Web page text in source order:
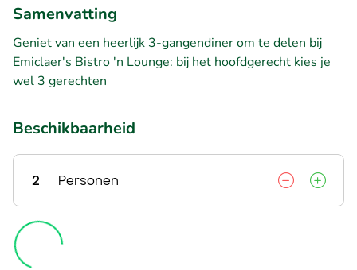
Samenvatting
Geniet van een heerlijk 3-gangendiner om te delen bij
Emiclaer's Bistro 'n Lounge: bij het hoofdgerecht kies je
wel 3 gerechten
Beschikbaarheid
2 Personen